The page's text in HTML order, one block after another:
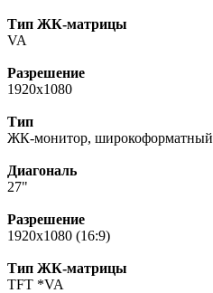
Тип ЖК-матрицы
VA
Разрешение
1920x1080
Тип
ЖК-монитор, широкоформатный
Диагональ
27"
Разрешение
1920x1080 (16:9)
Тип ЖК-матрицы
TFT *VA